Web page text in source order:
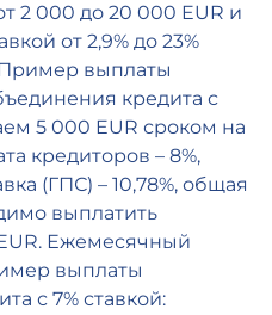
2 000 до 20 000 EUR и
от 2,9% до 23%
Пример выплаты
кредита с
5 000 EUR сроком на
кредиторов – 8%,
(ГПС) – 10,78%, общая
выплатить
Ежемесячный
выплаты
с 7% ставкой: